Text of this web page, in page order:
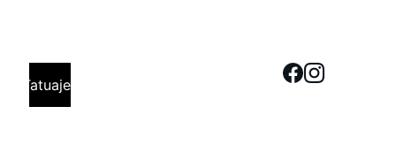
Tatuajes